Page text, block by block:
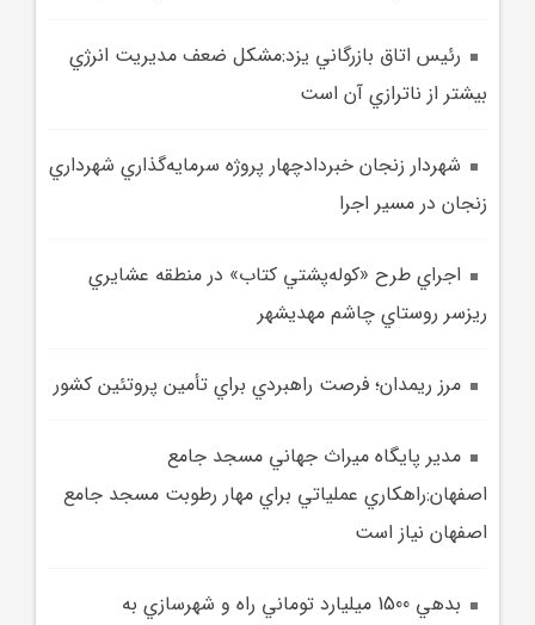
رئيس اتاق بازرگاني يزد:مشکل ضعف مديريت انرژي
بيشتر از ناترازي آن است
شهردار زنجان خبردادچهار پروژه سرمايه‌گذاري شهرداري
زنجان در مسير اجرا
اجراي طرح «کوله‌پشتي کتاب» در منطقه عشايري
ريزسر روستاي چاشم مهديشهر
مرز ريمدان؛ فرصت راهبردي براي تأمين پروتئين کشور
مدير پايگاه ميراث جهاني مسجد جامع
اصفهان:راهکاري عملياتي براي مهار رطوبت مسجد جامع
اصفهان نياز است
بدهي 1500 ميليارد توماني راه و شهرسازي به